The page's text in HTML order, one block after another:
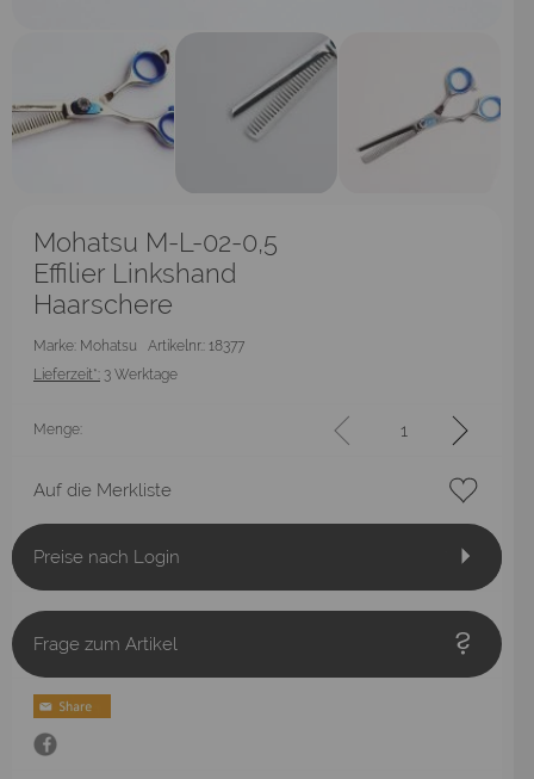
Mohatsu M-L-02-0,5
Effilier Linkshand
Haarschere
Marke: Mohatsu Artikelnr.: 18377
Lieferzeit*: 3 Werktage
Menge:
Auf die Merkliste
Preise nach Login
Frage zum Artikel